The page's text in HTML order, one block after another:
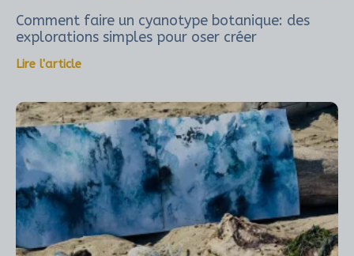
Comment faire un cyanotype botanique: des
explorations simples pour oser créer
Lire l'article